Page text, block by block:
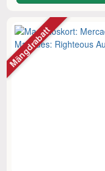
Mängdrabatt